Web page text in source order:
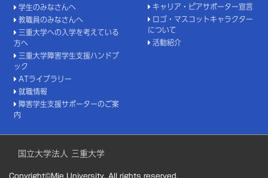
学生のみなさんへ
教職員のみなさんへ
三重大学への入学を考えている
方へ
三重大学障害学生支援ハンドブ
ック
ATライブラリー
就職情報
障害学生支援サポーターのご案
内
キャリア・ピアサポーター宣言
ロゴ・マスコットキャラクター
について
活動紹介
国立大学法人 三重大学
Copyright©Mie University. All rights reserved.